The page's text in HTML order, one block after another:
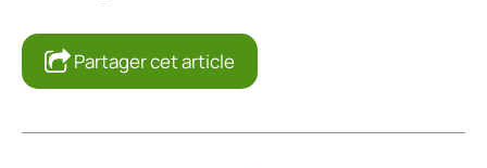
Partager cet article